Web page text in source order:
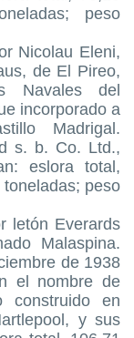
peso
Nicolau Eleni,
de El Pireo,
Navales del
incorporado a
Madrigal.
s. b. Co. Ltd.,
eslora total,
peso
letón Everards
Malaspina.
de 1938
el nombre de
construido en
y sus